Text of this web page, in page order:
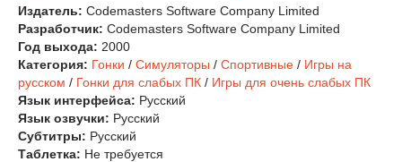
Издатель: Codemasters Software Company Limited
Разработчик: Codemasters Software Company Limited
Год выхода: 2000
Категория: Гонки / Симуляторы / Спортивные / Игры на
русском / Гонки для слабых ПК / Игры для очень слабых ПК
Язык интерфейса: Русский
Язык озвучки: Русский
Субтитры: Русский
Таблетка: Не требуется